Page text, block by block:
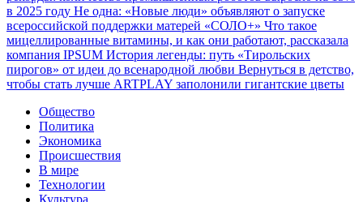
в 2025 году Не одна: «Новые люди» объявляют о запуске
всероссийской поддержки матерей «СОЛО+» Что такое
мицеллированные витамины, и как они работают, рассказала
компания IPSUM История легенды: путь «Тирольских
пирогов» от идеи до всенародной любви Вернуться в детство,
чтобы стать лучше ARTPLAY заполонили гигантские цветы
Общество
Политика
Экономика
Происшествия
В мире
Технологии
Культура